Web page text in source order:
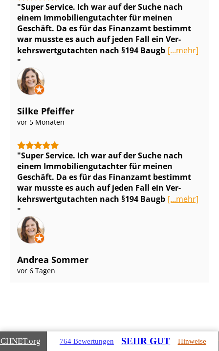
Super Service. Ich war auf der Suche nach
einem Im­mo­bi­li­en­gut­ach­ter für meinen
Geschäft. Da es für das Finanzamt bestimmt
war musste es auch auf jeden Fall ein Ver­
kehrs­wert­gut­ach­ten nach §194 Baugb [...mehr]
Silke Pfeiffer
vor 5 Monaten
Super Service. Ich war auf der Suche nach
einem Im­mo­bi­li­en­gut­ach­ter für meinen
Geschäft. Da es für das Finanzamt bestimmt
war musste es auch auf jeden Fall ein Ver­
kehrs­wert­gut­ach­ten nach §194 Baugb [...mehr]
Andrea Sommer
vor 6 Tagen
Gebäudearten, die wir für Sie
.org 764 Bewertungen SEHR GUT Hinweise